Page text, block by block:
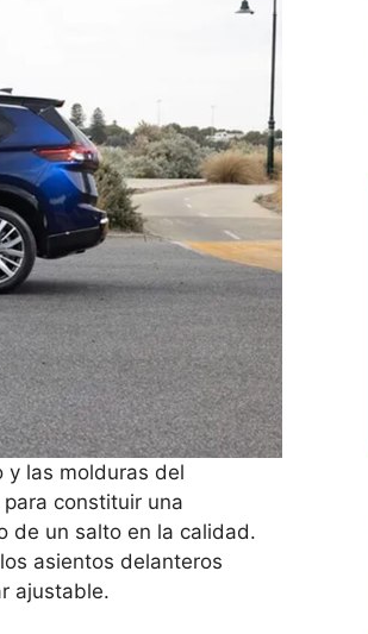
y las molduras del
constituir una
de un salto en la calidad.
asientos delanteros
ajustable.